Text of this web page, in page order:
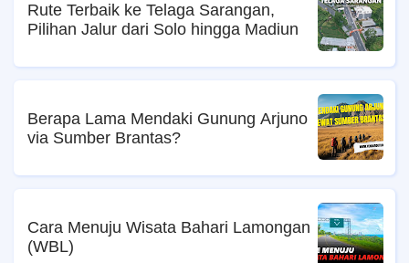
Rute Terbaik ke Telaga Sarangan,
Pilihan Jalur dari Solo hingga Madiun
Berapa Lama Mendaki Gunung Arjuno
via Sumber Brantas?
Cara Menuju Wisata Bahari Lamongan
(WBL)